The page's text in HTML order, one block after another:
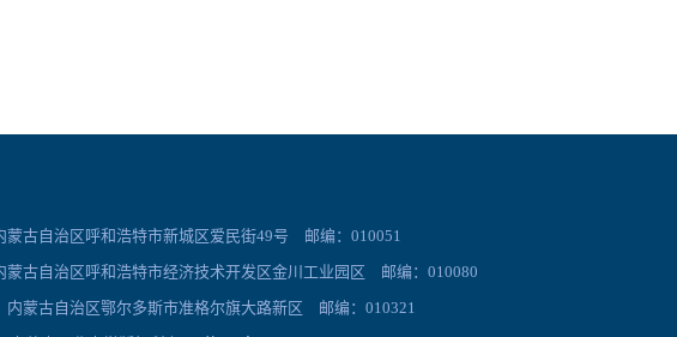
蒙古自治区呼和浩特市新城区爱民街49号 邮编：010051
蒙古自治区呼和浩特市经济技术开发区金川工业园区 邮编：010080
内蒙古自治区鄂尔多斯市准格尔旗大路新区 邮编：010321